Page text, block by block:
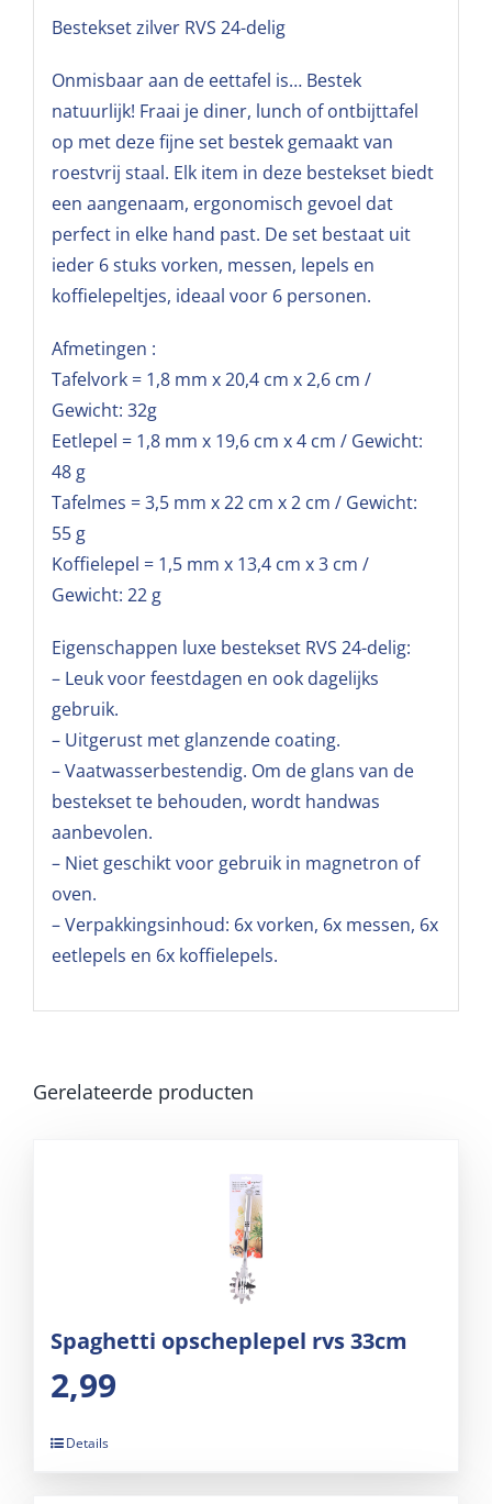
Bestekset zilver RVS 24-delig
Onmisbaar aan de eettafel is… Bestek
natuurlijk! Fraai je diner, lunch of ontbijttafel
op met deze fijne set bestek gemaakt van
roestvrij staal. Elk item in deze bestekset biedt
een aangenaam, ergonomisch gevoel dat
perfect in elke hand past. De set bestaat uit
ieder 6 stuks vorken, messen, lepels en
koffielepeltjes, ideaal voor 6 personen.
Afmetingen :
Tafelvork = 1,8 mm x 20,4 cm x 2,6 cm /
Gewicht: 32g
Eetlepel = 1,8 mm x 19,6 cm x 4 cm / Gewicht:
48 g
Tafelmes = 3,5 mm x 22 cm x 2 cm / Gewicht:
55 g
Koffielepel = 1,5 mm x 13,4 cm x 3 cm /
Gewicht: 22 g
Eigenschappen luxe bestekset RVS 24-delig:
– Leuk voor feestdagen en ook dagelijks
gebruik.
– Uitgerust met glanzende coating.
– Vaatwasserbestendig. Om de glans van de
bestekset te behouden, wordt handwas
aanbevolen.
– Niet geschikt voor gebruik in magnetron of
oven.
– Verpakkingsinhoud: 6x vorken, 6x messen, 6x
eetlepels en 6x koffielepels.
Gerelateerde producten
Spaghetti opscheplepel rvs 33cm
2,99
Details